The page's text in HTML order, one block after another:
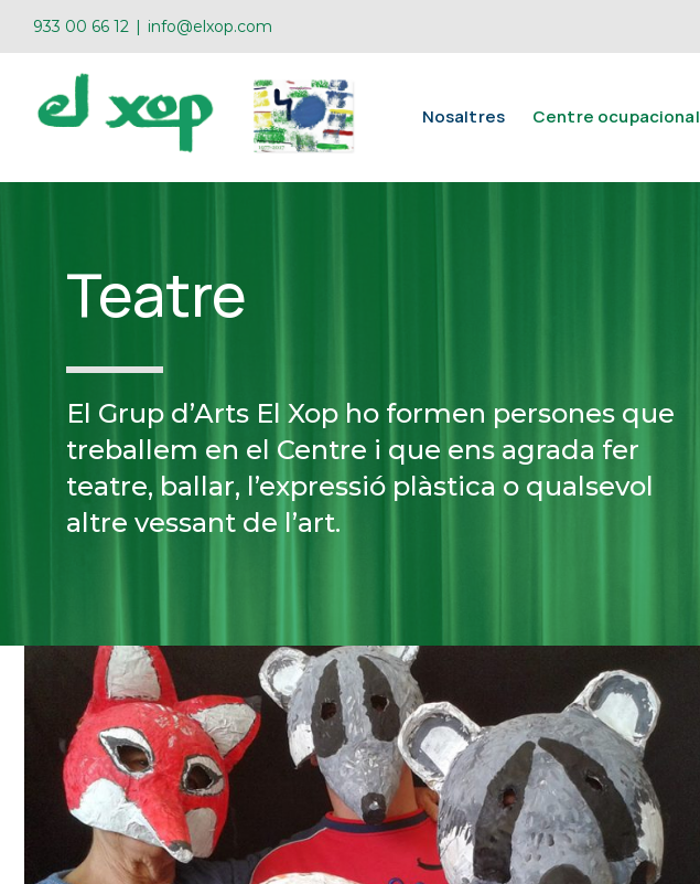
933 00 66 12 | info@elxop.com
Nosaltres Centre ocupacional
Teatre
El Grup d’Arts El Xop ho formen persones que
treballem en el Centre i que ens agrada fer
teatre, ballar, l’expressió plàstica o qualsevol
altre vessant de l’art.